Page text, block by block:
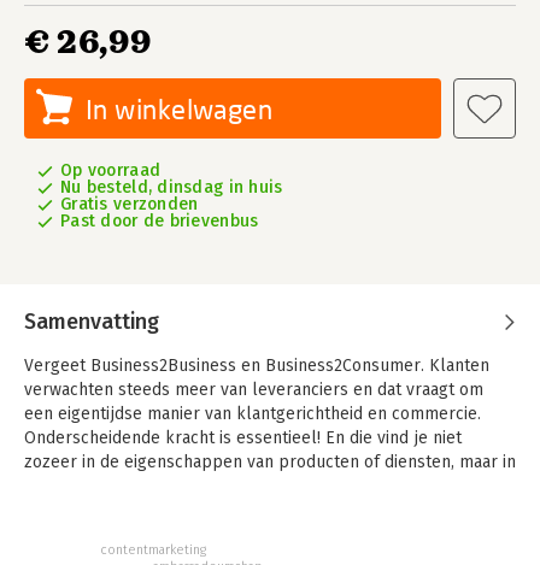
€ 26,99
In winkelwagen
Op voorraad
Nu besteld, dinsdag in huis
Gratis verzonden
Past door de brievenbus
Samenvatting
Vergeet Business2Business en Business2Consumer. Klanten
verwachten steeds meer van leveranciers en dat vraagt om
een eigentijdse manier van klantgerichtheid en commercie.
Onderscheidende kracht is essentieel! En die vind je niet
zozeer in de eigenschappen van producten of diensten, maar in
In dit prikkelende boek beschrijft Daniëlle de Jonge helder en
contentmarketing